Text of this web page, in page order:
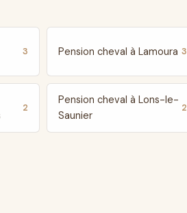
3 Pension cheval à Lamoura 3
2
Pension cheval à Lons-le-
Saunier
2